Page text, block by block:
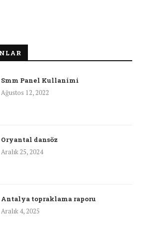
Smm Panel Kullanimi
Ağustos 12, 2022
Oryantal dansöz
Aralık 25, 2024
Antalya topraklama raporu
Aralık 4, 2025